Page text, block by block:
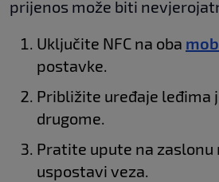
prijenos može biti
Uključite NFC na oba
postavke.
Približite uređaje leđima
drugome.
Pratite upute na zaslonu
uspostavi veza.